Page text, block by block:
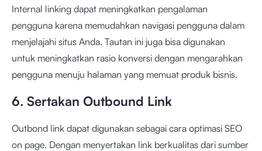
Internal linking dapat meningkatkan pengalaman
pengguna karena memudahkan navigasi pengguna dalam
menjelajahi situs Anda. Tautan ini juga bisa digunakan
untuk meningkatkan rasio konversi dengan mengarahkan
pengguna menuju halaman yang memuat produk bisnis.
6. Sertakan Outbound Link
Outbond link dapat digunakan sebagai cara optimasi SEO
on page. Dengan menyertakan link berkualitas dari sumber